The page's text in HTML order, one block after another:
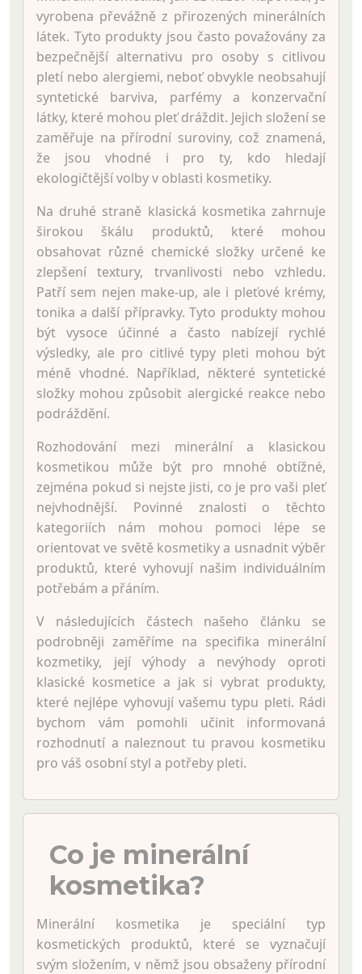
vyrobena převážně z přirozených minerálních
látek. Tyto produkty jsou často považovány za
bezpečnější alternativu pro osoby s citlivou
pletí nebo alergiemi, neboť obvykle neobsahují
syntetické barviva, parfémy a konzervační
látky, které mohou pleť dráždit. Jejich složení se
zaměřuje na přírodní suroviny, což znamená,
že jsou vhodné i pro ty, kdo hledají
ekologičtější volby v oblasti kosmetiky.
Na druhé straně klasická kosmetika zahrnuje
širokou škálu produktů, které mohou
obsahovat různé chemické složky určené ke
zlepšení textury, trvanlivosti nebo vzhledu.
Patří sem nejen make-up, ale i pleťové krémy,
tonika a další přípravky. Tyto produkty mohou
být vysoce účinné a často nabízejí rychlé
výsledky, ale pro citlivé typy pleti mohou být
méně vhodné. Například, některé syntetické
složky mohou způsobit alergické reakce nebo
podráždění.
Rozhodování mezi minerální a klasickou
kosmetikou může být pro mnohé obtížné,
zejména pokud si nejste jisti, co je pro vaši pleť
nejvhodnější. Povinné znalosti o těchto
kategoriích nám mohou pomoci lépe se
orientovat ve světě kosmetiky a usnadnit výběr
produktů, které vyhovují našim individuálním
potřebám a přáním.
V následujících částech našeho článku se
podrobněji zaměříme na specifika minerální
kozmetiky, její výhody a nevýhody oproti
klasické kosmetice a jak si vybrat produkty,
které nejlépe vyhovují vašemu typu pleti. Rádi
bychom vám pomohli učinit informovaná
rozhodnutí a naleznout tu pravou kosmetiku
pro váš osobní styl a potřeby pleti.
Co je minerální
kosmetika?
Minerální kosmetika je speciální typ
kosmetických produktů, které se vyznačují
svým složením, v němž jsou obsaženy přírodní